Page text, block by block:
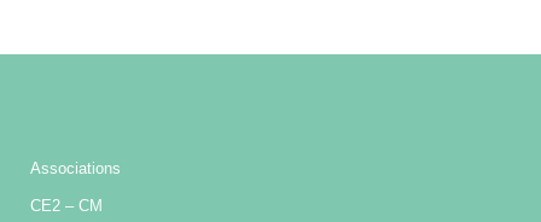
Associations
CE2 – CM